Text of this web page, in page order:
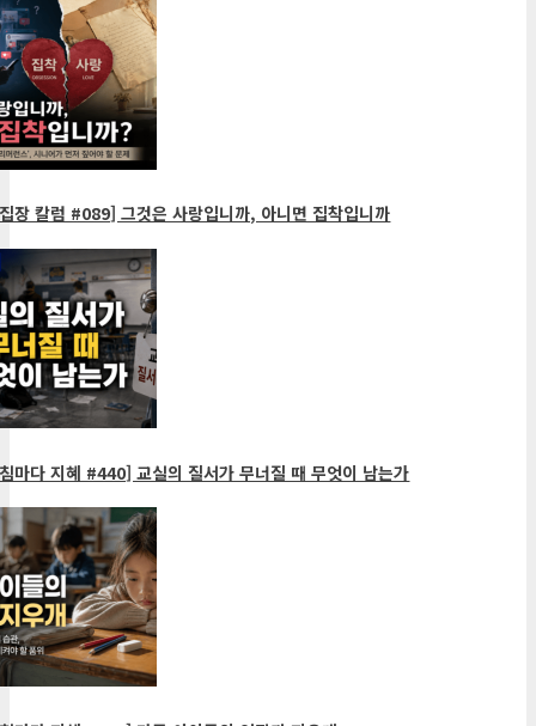
장 칼럼 #089] 그것은 사랑입니까, 아니면 집착입니까
마다 지혜 #440] 교실의 질서가 무너질 때 무엇이 남는가